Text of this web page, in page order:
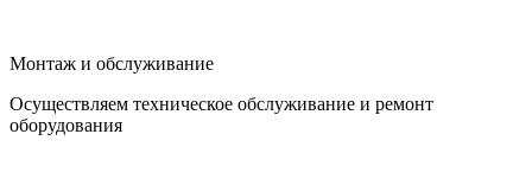
Монтаж и обслуживание
Осуществляем техническое обслуживание и ремонт
оборудования